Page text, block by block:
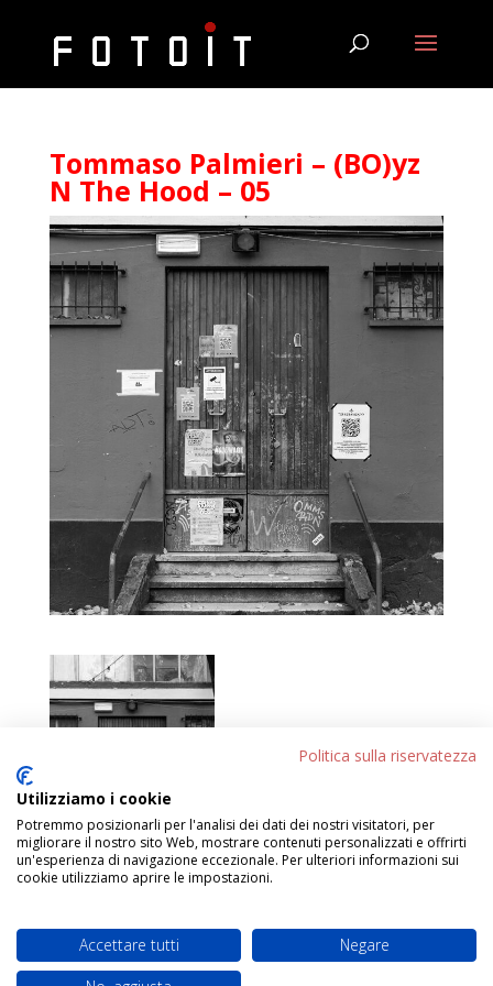
Tommaso Palmieri – (BO)yz
N The Hood – 05
Progettato daElegant Themes
Politica sulla riservatezza
Utilizziamo i cookie
Potremmo posizionarli per l'analisi dei dati dei nostri visitatori, per
migliorare il nostro sito Web, mostrare contenuti personalizzati e offrirti
un'esperienza di navigazione eccezionale. Per ulteriori informazioni sui
cookie utilizziamo aprire le impostazioni.
Accettare tutti
Negare